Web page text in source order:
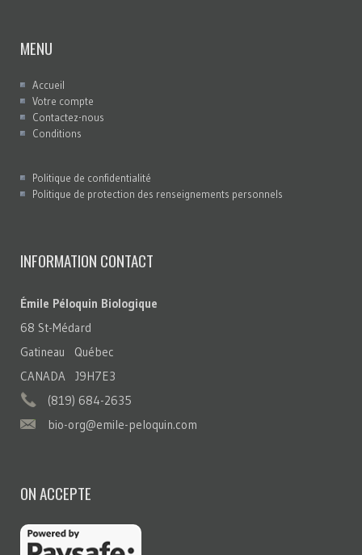
MENU
Accueil
Votre compte
Contactez-nous
Conditions
Politique de confidentialité
Politique de protection des renseignements personnels
INFORMATION CONTACT
Émile Péloquin Biologique
68 St-Médard
Gatineau Québec
CANADA J9H7E3
(819) 684-2635
bio-org@emile-peloquin.com
ON ACCEPTE